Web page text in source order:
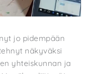
jo pidempään
näkyväksi
yhteiskunnan ja